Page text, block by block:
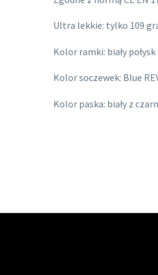
Ultra lekkie: tylko 109
Kolor ramki: biały
Kolor soczewek: Blue
Kolor paska: biały z